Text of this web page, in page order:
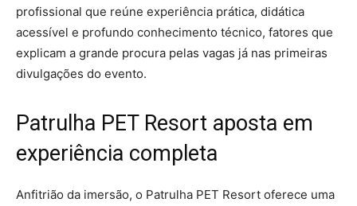
profissional que reúne experiência prática, didática
acessível e profundo conhecimento técnico, fatores que
explicam a grande procura pelas vagas já nas primeiras
divulgações do evento.
Patrulha PET Resort aposta em
experiência completa
Anfitrião da imersão, o Patrulha PET Resort oferece uma